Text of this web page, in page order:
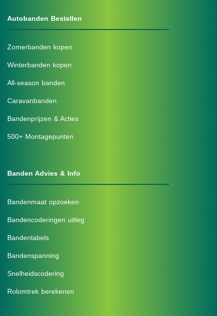
Autobanden Bestellen
Zomerbanden kopen
Winterbanden kopen
All-season banden
Caravanbanden
Bandenprijzen & Acties
500+ Montagepunten
Banden Advies & Info
Bandenmaat opzoeken
Bandencoderingen uitleg
Bandenlabels
Bandenspanning
Snelheidscodering
Rolomtrek berekenen